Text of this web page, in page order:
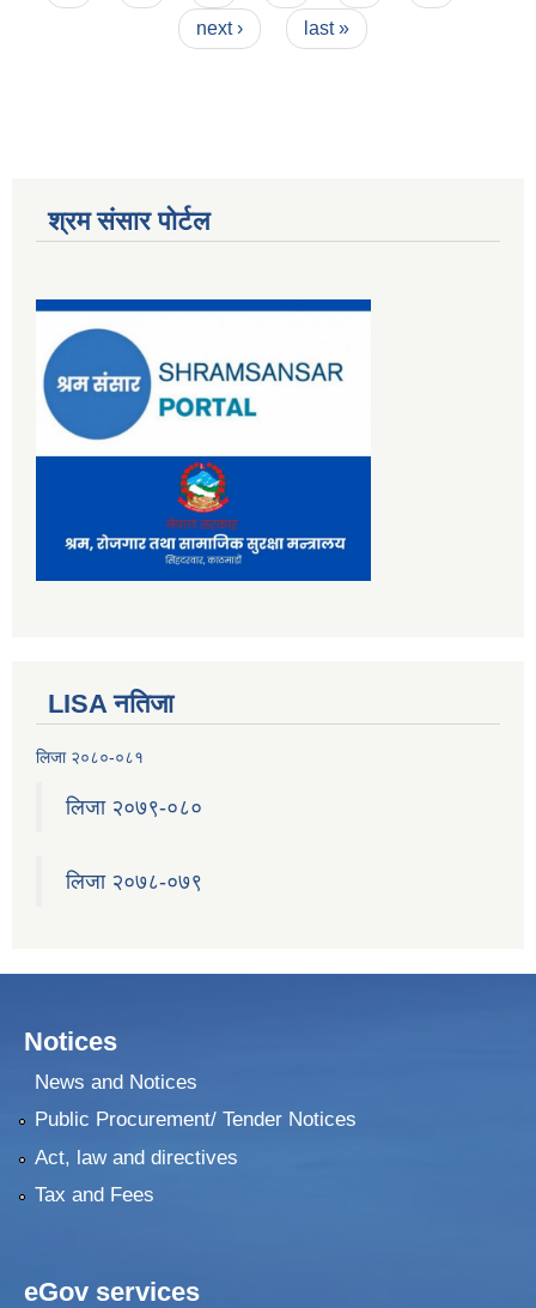
next ›
last »
श्रम संसार पोर्टल
LISA नतिजा
लिजा २०८०-०८१
लिजा २०७९-०८०
लिजा २०७८-०७९
Notices
News and Notices
Public Procurement/ Tender Notices
Act, law and directives
Tax and Fees
eGov services